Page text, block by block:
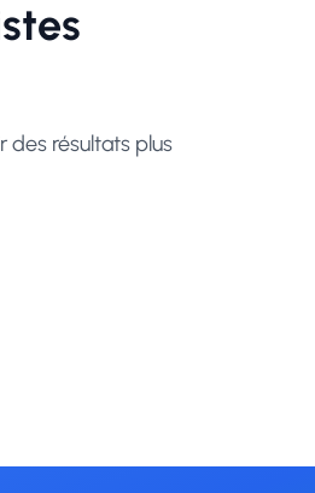
des résultats plus